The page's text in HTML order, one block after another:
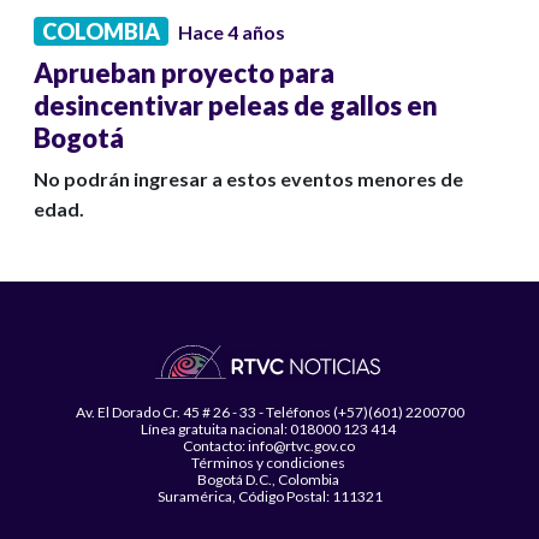
COLOMBIA Hace 4 años
Aprueban proyecto para
desincentivar peleas de gallos en
Bogotá
No podrán ingresar a estos eventos menores de
edad.
Av. El Dorado Cr. 45 # 26 - 33 - Teléfonos (+57)(601) 2200700
Línea gratuita nacional: 018000 123 414
Contacto: info@rtvc.gov.co
Términos y condiciones
Bogotá D.C., Colombia
Suramérica, Código Postal: 111321